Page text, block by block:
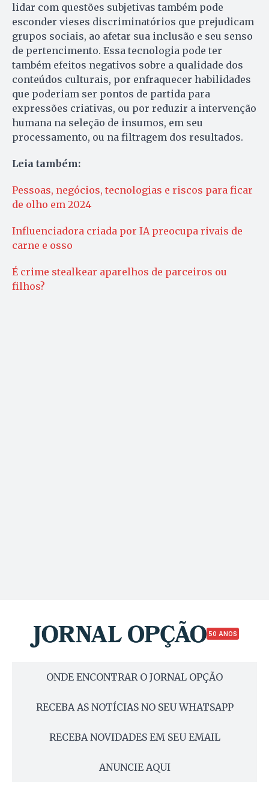
lidar com questões subjetivas também pode
esconder vieses discriminatórios que prejudicam
grupos sociais, ao afetar sua inclusão e seu senso
de pertencimento. Essa tecnologia pode ter
também efeitos negativos sobre a qualidade dos
conteúdos culturais, por enfraquecer habilidades
que poderiam ser pontos de partida para
expressões criativas, ou por reduzir a intervenção
humana na seleção de insumos, em seu
processamento, ou na filtragem dos resultados.
Leia também:
Pessoas, negócios, tecnologias e riscos para ficar
de olho em 2024
Influenciadora criada por IA preocupa rivais de
carne e osso
É crime stealkear aparelhos de parceiros ou
filhos?
50 ANOS
ONDE ENCONTRAR O JORNAL OPÇÃO
RECEBA AS NOTÍCIAS NO SEU WHATSAPP
RECEBA NOVIDADES EM SEU EMAIL
ANUNCIE AQUI